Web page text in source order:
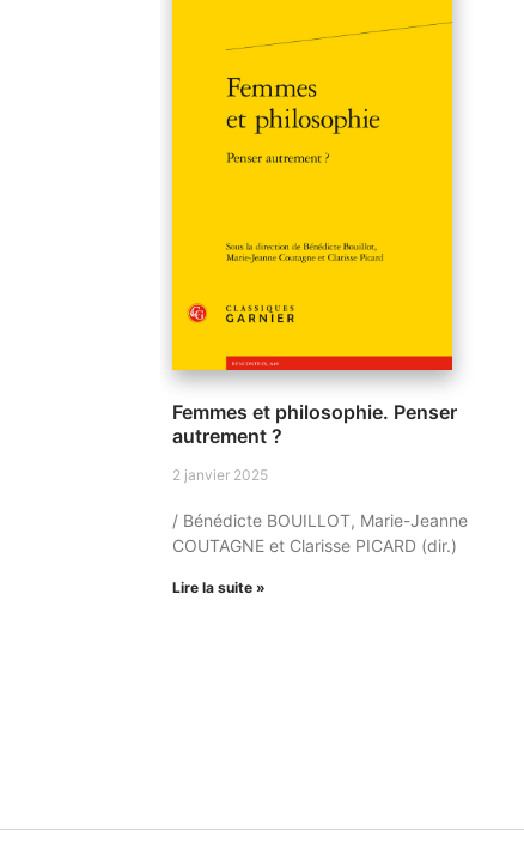
Femmes et philosophie. Penser
autrement ?
2 janvier 2025
/ Bénédicte BOUILLOT, Marie-Jeanne
COUTAGNE et Clarisse PICARD (dir.)
Lire la suite »